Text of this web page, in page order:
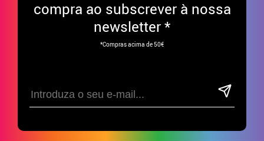
compra ao subscrever à nossa
newsletter *
*Compras acima de 50€